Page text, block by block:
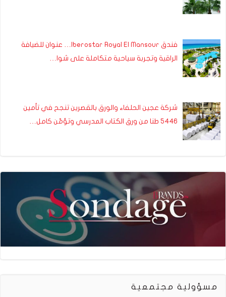
فندق Iberostar Royal El Mansour… عنوان للضيافة
الراقية وتجربة سياحية متكاملة على شوا…
شركة عجين الحلفاء والورق بالقصرين تنجح في تأمين
5446 طنا من ورق الكتاب المدرسي وتؤمّن كامل…
مسؤولية مجتمعية